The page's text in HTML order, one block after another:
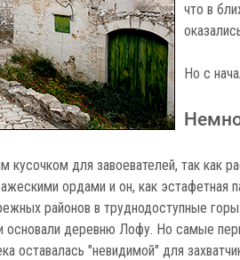
что в
Но с
кусочком для завоевателей, так как
ордами и он, как эстафетная
районов в труднодоступные
деревню Лофу. Но самые
оставалась "невидимой" для